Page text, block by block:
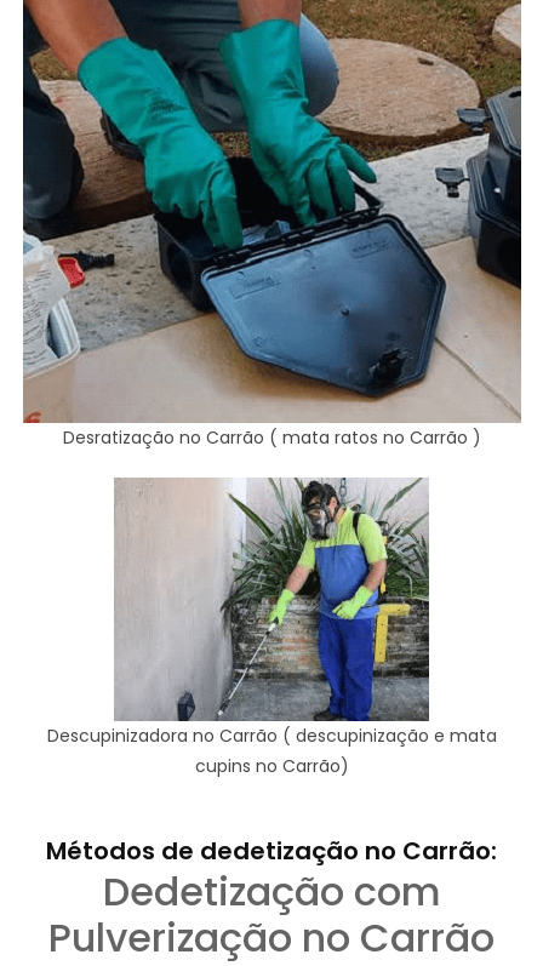
Desratização no Carrão ( mata ratos no Carrão )
Descupinizadora no Carrão ( descupinização e mata
cupins no Carrão)
Métodos de dedetização no Carrão:
Dedetização com
Pulverização no Carrão